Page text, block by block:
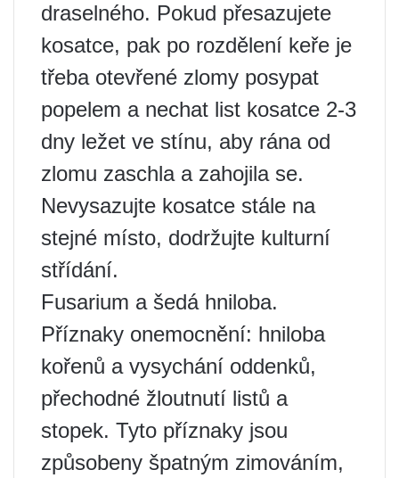
draselného. Pokud přesazujete
kosatce, pak po rozdělení keře je
třeba otevřené zlomy posypat
popelem a nechat list kosatce 2-3
dny ležet ve stínu, aby rána od
zlomu zaschla a zahojila se.
Nevysazujte kosatce stále na
stejné místo, dodržujte kulturní
střídání.
Fusarium a šedá hniloba.
Příznaky onemocnění: hniloba
kořenů a vysychání oddenků,
přechodné žloutnutí listů a
stopek. Tyto příznaky jsou
způsobeny špatným zimováním,